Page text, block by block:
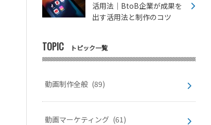
活用法｜BtoB企業が成果を
出す活用法と制作のコツ
TOPIC トピック一覧
動画制作全般 (89)
動画マーケティング (61)